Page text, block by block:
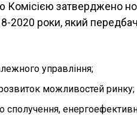
Комісією затверджено
2020 роки, який
управління;
можливостей ринку;
сполучення,